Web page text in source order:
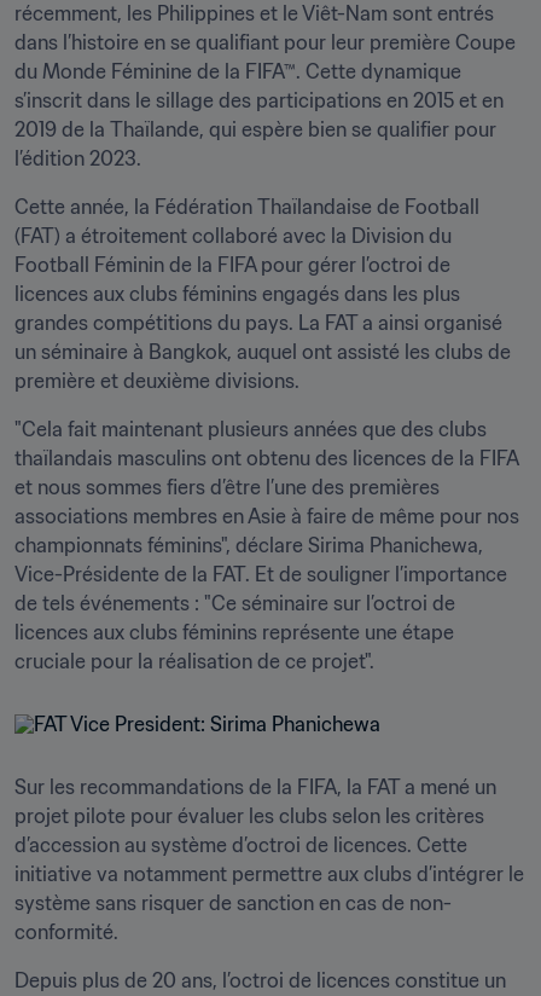
récemment, les Philippines et le Viêt-Nam sont entrés
dans l’histoire en se qualifiant pour leur première Coupe
du Monde Féminine de la FIFA™. Cette dynamique
s’inscrit dans le sillage des participations en 2015 et en
2019 de la Thaïlande, qui espère bien se qualifier pour
l’édition 2023.
Cette année, la Fédération Thaïlandaise de Football
(FAT) a étroitement collaboré avec la Division du
Football Féminin de la FIFA pour gérer l’octroi de
licences aux clubs féminins engagés dans les plus
grandes compétitions du pays. La FAT a ainsi organisé
un séminaire à Bangkok, auquel ont assisté les clubs de
première et deuxième divisions.
"Cela fait maintenant plusieurs années que des clubs
thaïlandais masculins ont obtenu des licences de la FIFA
et nous sommes fiers d’être l’une des premières
associations membres en Asie à faire de même pour nos
championnats féminins", déclare Sirima Phanichewa,
Vice-Présidente de la FAT. Et de souligner l’importance
de tels événements : "Ce séminaire sur l’octroi de
licences aux clubs féminins représente une étape
cruciale pour la réalisation de ce projet".
Sur les recommandations de la FIFA, la FAT a mené un
projet pilote pour évaluer les clubs selon les critères
d’accession au système d’octroi de licences. Cette
initiative va notamment permettre aux clubs d’intégrer le
système sans risquer de sanction en cas de non-
conformité.
Depuis plus de 20 ans, l’octroi de licences constitue un